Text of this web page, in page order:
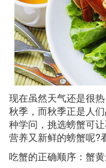
现在虽然天气还是很
秋季，而秋季正是人
种学问，挑选螃蟹可
营养又新鲜的螃蟹呢?
吃蟹的正确顺序：蟹